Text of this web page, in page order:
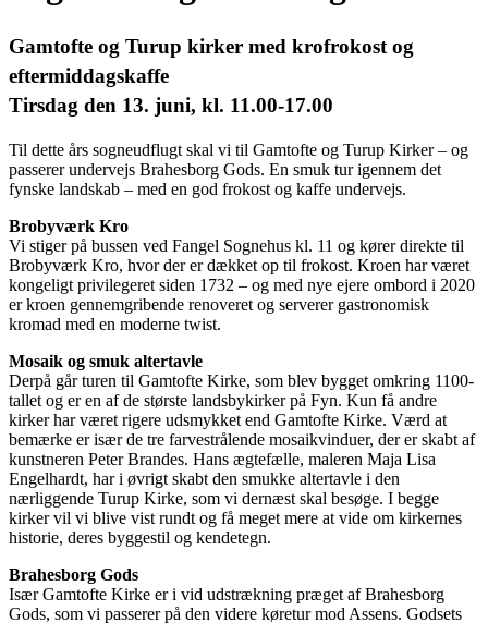
Gamtofte og Turup kirker med krofrokost og
eftermiddagskaffe
Tirsdag den 13. juni, kl. 11.00-17.00
Til dette års sogneudflugt skal vi til Gamtofte og Turup Kirker – og
passerer undervejs Brahesborg Gods. En smuk tur igennem det
fynske landskab – med en god frokost og kaffe undervejs.
Brobyværk Kro
Vi stiger på bussen ved Fangel Sognehus kl. 11 og kører direkte til
Brobyværk Kro, hvor der er dækket op til frokost. Kroen har været
kongeligt privilegeret siden 1732 – og med nye ejere ombord i 2020
er kroen gennemgribende renoveret og serverer gastronomisk
kromad med en moderne twist.
Mosaik og smuk altertavle
Derpå går turen til Gamtofte Kirke, som blev bygget omkring 1100-
tallet og er en af de største landsbykirker på Fyn. Kun få andre
kirker har været rigere udsmykket end Gamtofte Kirke. Værd at
bemærke er især de tre farvestrålende mosaikvinduer, der er skabt af
kunstneren Peter Brandes. Hans ægtefælle, maleren Maja Lisa
Engelhardt, har i øvrigt skabt den smukke altertavle i den
nærliggende Turup Kirke, som vi dernæst skal besøge. I begge
kirker vil vi blive vist rundt og få meget mere at vide om kirkernes
historie, deres byggestil og kendetegn.
Brahesborg Gods
Især Gamtofte Kirke er i vid udstrækning præget af Brahesborg
Gods, som vi passerer på den videre køretur mod Assens. Godsets